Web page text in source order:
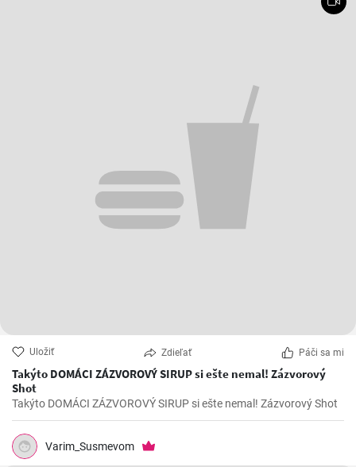
Uložiť Zdieľať Páči sa mi
Takýto DOMÁCI ZÁZVOROVÝ SIRUP si ešte nemal! Zázvorový
Shot
Takýto DOMÁCI ZÁZVOROVÝ SIRUP si ešte nemal! Zázvorový Shot
Varim_Susmevom